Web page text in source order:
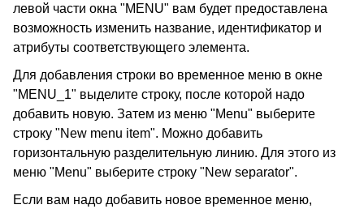
левой части окна "MENU" вам будет предоставлена
возможность изменить название, идентификатор и
атрибуты соответствующего элемента.
Для добавления строки во временное меню в окне
"MENU_1" выделите строку, после которой надо
добавить новую. Затем из меню "Menu" выберите
строку "New menu item". Можно добавить
горизонтальную разделительную линию. Для этого из
меню "Menu" выберите строку "New separator".
Если вам надо добавить новое временное меню,